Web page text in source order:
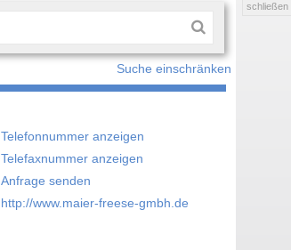
Suche einschränken
Telefonnummer anzeigen
Telefaxnummer anzeigen
Anfrage senden
http://www.maier-freese-gmbh.de
schließen